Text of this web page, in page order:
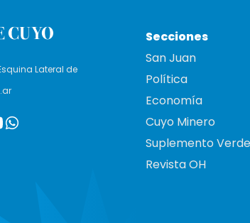
Lateral de
Secciones
San Juan
Política
Economía
Cuyo Minero
Suplemento Verde
Revista OH